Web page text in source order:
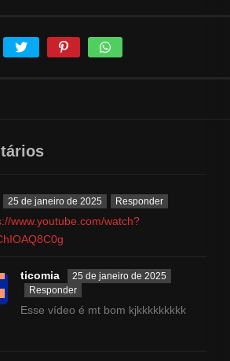
25 de janeiro de 2025 Responder
www.youtube.com/watch?
ticomia
25 de janeiro de 2025
Responder
Esse vídeo é mt bom kjkkkkkkkkk